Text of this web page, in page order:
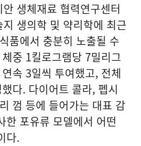
생체재료 협력연구센터
생의학 및 약리학에 최근
품에서 충분히 노출될 수
중 1킬로그램당 7밀리그
속 3일씩 투여했고, 전체
다. 다이어트 콜라, 펩시
껌 등에 들어가는 대표 감
한 포유류 모델에서 어떤
다.